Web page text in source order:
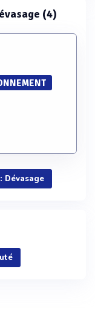
(4)
Dévasage